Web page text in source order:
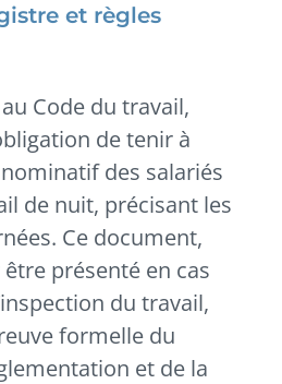
et règles
Code du travail,
de tenir à
des salariés
de nuit, précisant les
Ce document,
présenté en cas
du travail,
formelle du
et de la